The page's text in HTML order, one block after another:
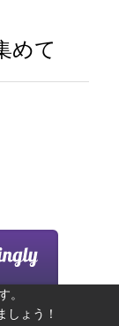
めて
。
ょう！